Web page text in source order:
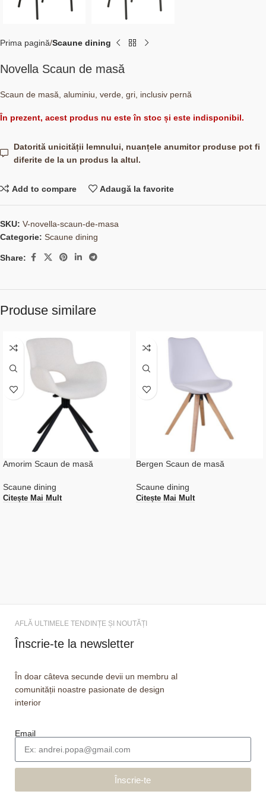
Prima pagină Scaune dining
Novella Scaun de masă
Scaun de masă, aluminiu, verde, gri, inclusiv pernă
În prezent, acest produs nu este în stoc și este indisponibil.
Datorită unicității lemnului, nuanțele anumitor produse pot fi
diferite de la un produs la altul.
Add to compare Adaugă la favorite
SKU: V-novella-scaun-de-masa
Categorie: Scaune dining
Share:
Produse similare
Amorim Scaun de masă
Scaune dining
Citește Mai Mult
Bergen Scaun de masă
Scaune dining
Citește Mai Mult
AFLĂ ULTIMELE TENDINȚE ȘI NOUTĂȚI
Înscrie-te la newsletter
În doar câteva secunde devii un membru al
comunității noastre pasionate de design
interior
Email
Înscrie-te